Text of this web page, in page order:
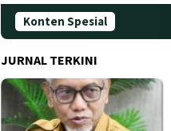
Konten Spesial
JURNAL TERKINI